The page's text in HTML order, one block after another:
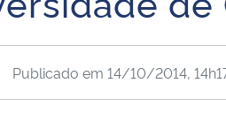
Publicado em 14/10/2014,